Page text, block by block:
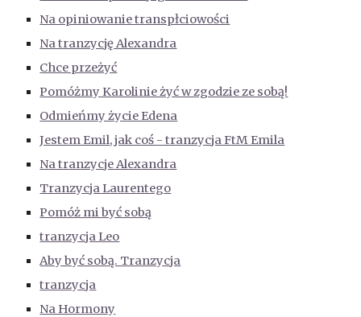
Na opiniowanie transpłciowości
Na tranzycję Alexandra
Chce przeżyć
Pomóżmy Karolinie żyć w zgodzie ze sobą!
Odmieńmy życie Edena
Jestem Emil, jak coś - tranzycja FtM Emila
Na tranzycje Alexandra
Tranzycja Laurentego
Pomóż mi być sobą
tranzycja Leo
Aby być sobą. Tranzycja
tranzycja
Na Hormony